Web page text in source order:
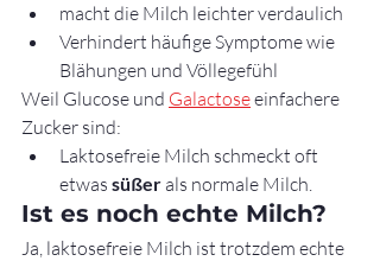
macht die Milch leichter verdaulich
Verhindert häufige Symptome wie
Blähungen und Völlegefühl
Weil Glucose und Galactose einfachere
Zucker sind:
Laktosefreie Milch schmeckt oft
etwas süßer als normale Milch.
Ist es noch echte Milch?
Ja, laktosefreie Milch ist trotzdem echte